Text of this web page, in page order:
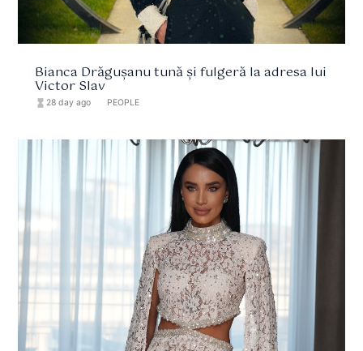
Bianca Drăgușanu tună și fulgeră la adresa lui
Victor Slav
hourglass_full 28 day ago PEOPLE